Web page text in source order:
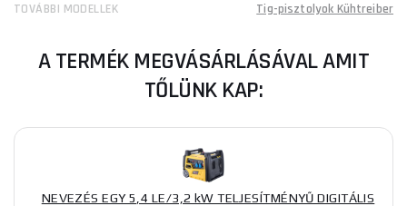
TOVÁBBI MODELLEK Tig-pisztolyok Kühtreiber
A TERMÉK MEGVÁSÁRLÁSÁVAL AMIT
TŐLÜNK KAP:
NEVEZÉS EGY 5,4 LE/3,2 kW TELJESÍTMÉNYŰ DIGITÁLIS